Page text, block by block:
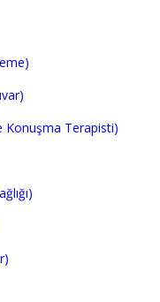
Konuşma Terapisti)